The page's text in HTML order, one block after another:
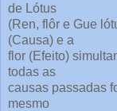
de Lótus
(Ren, flôr e Gue
(Causa) e a
flor (Efeito)
todas as
causas passadas
mesmo